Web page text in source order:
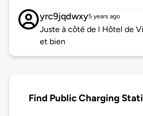
yrc9jqdwxy5 years ago
Juste à côté de l Hôtel de
et bien
Find Public Charging